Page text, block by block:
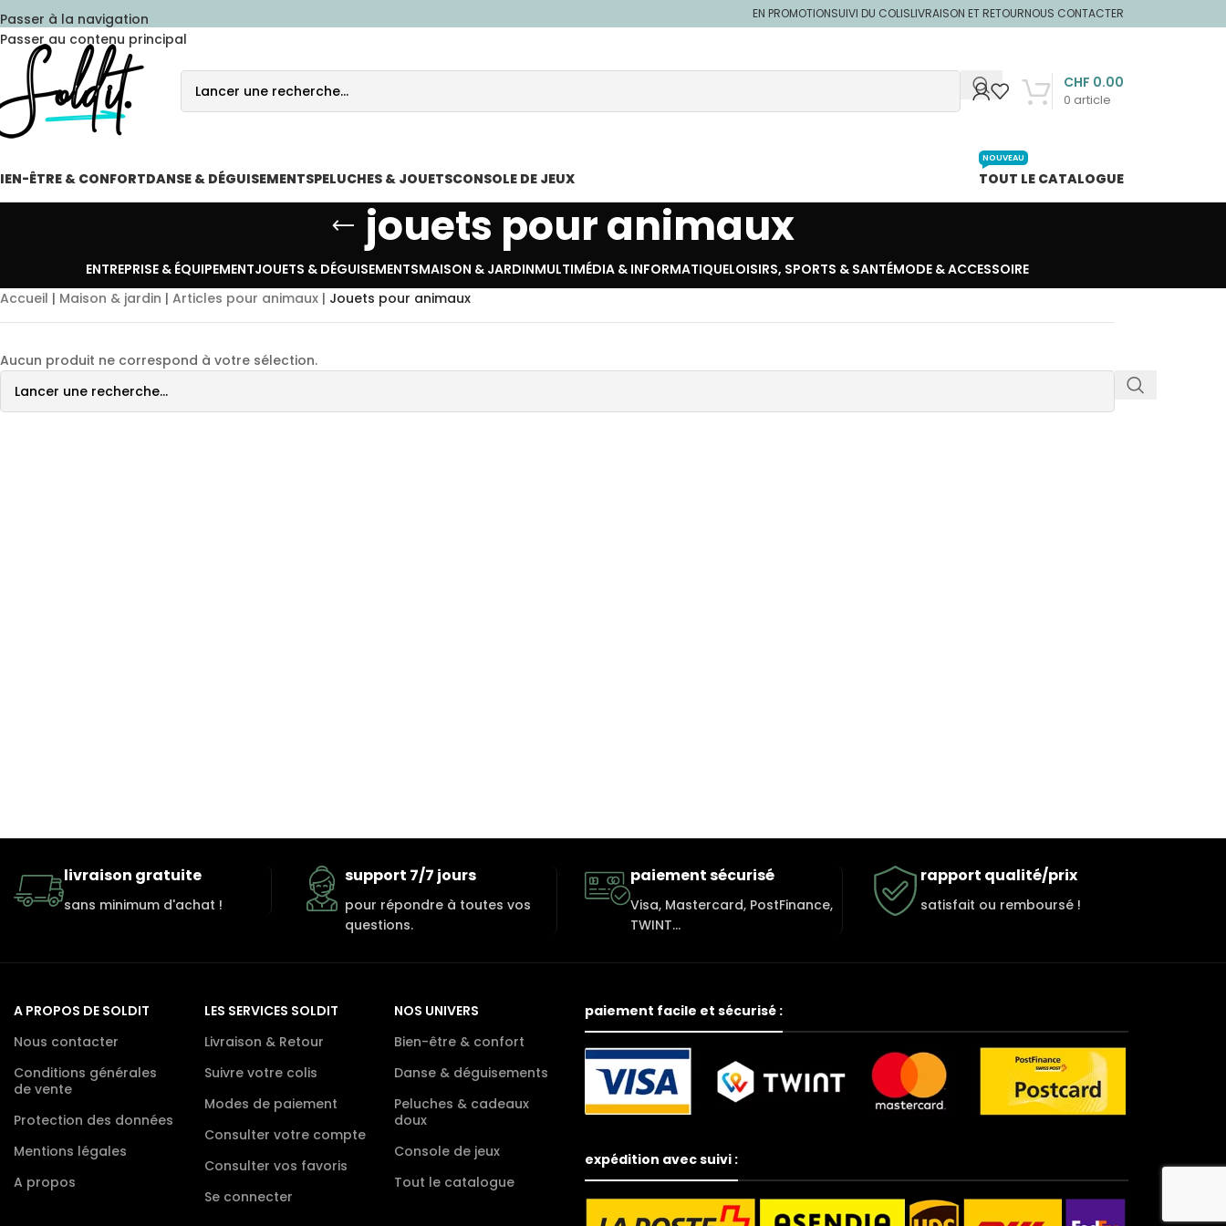
Passer à la navigation
Passer au contenu principal
EN PROMOTIONSUIVI DU COLISLIVRAISON ET RETOURNOUS CONTACTER
0 article
CHF 0.00
ÊTRE & CONFORTDANSE & DÉGUISEMENTSPELUCHES & JOUETSCONSOLE DE JEUX TOUT LE CATALOGUE
NOUVEAU
jouets pour animaux
ENTREPRISE & ÉQUIPEMENTJOUETS & DÉGUISEMENTSMAISON & JARDINMULTIMÉDIA & INFORMATIQUELOISIRS, SPORTS & SANTÉMODE & ACCESSOIRE
Accueil | Maison & jardin | Articles pour animaux | Jouets pour animaux
Aucun produit ne correspond à votre sélection.
livraison gratuite
sans minimum d'achat !
support 7/7 jours
pour répondre à toutes vos
questions.
paiement sécurisé
Visa, Mastercard, PostFinance,
TWINT...
rapport qualité/prix
satisfait ou remboursé !
A PROPOS DE SOLDIT
Nous contacter
Conditions générales
de vente
Protection des données
Mentions légales
A propos
LES SERVICES SOLDIT
Livraison & Retour
Suivre votre colis
Modes de paiement
Consulter votre compte
Consulter vos favoris
Se connecter
NOS UNIVERS
Bien-être & confort
Danse & déguisements
Peluches & cadeaux
doux
Console de jeux
Tout le catalogue
paiement facile et sécurisé :
expédition avec suivi :